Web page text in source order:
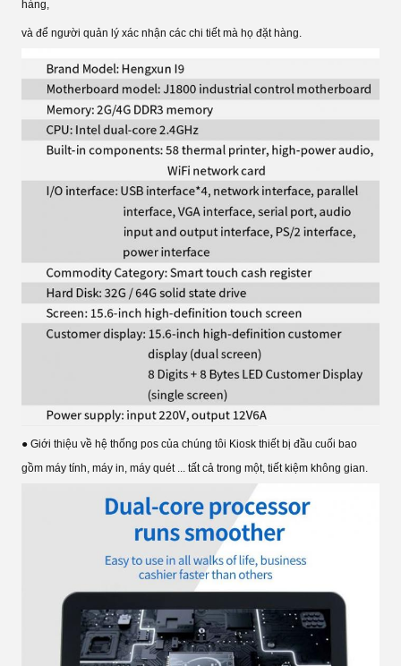
hàng,
và để người quản lý xác nhận các chi tiết mà họ đặt hàng.
● Giới thiệu về hệ thống pos của chúng tôi Kiosk thiết bị đầu cuối bao
gồm máy tính, máy in, máy quét ... tất cả trong một, tiết kiệm không gian.